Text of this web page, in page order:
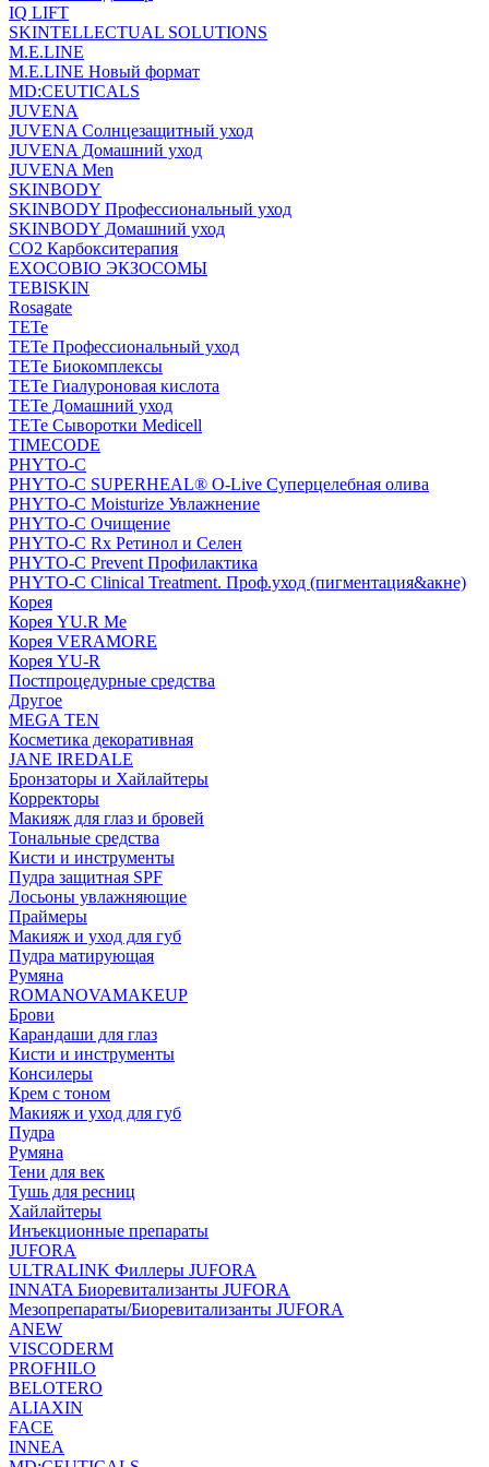
IQ LIFT
SKINTELLECTUAL SOLUTIONS
M.E.LINE
M.E.LINE Новый формат
MD:CEUTICALS
JUVENA
JUVENA Солнцезащитный уход
JUVENA Домашний уход
JUVENA Men
SKINBODY
SKINBODY Профессиональный уход
SKINBODY Домашний уход
CO2 Карбокситерапия
EXOCOBIO ЭКЗОСОМЫ
TEBISKIN
Rosagate
TETe
TETe Профессиональный уход
TETe Биокомплексы
TETe Гиалуроновая кислота
TETe Домашний уход
TETe Сыворотки Medicell
TIMECODE
PHYTO-C
PHYTO-C SUPERHEAL® O-Live Суперцелебная олива
PHYTO-C Moisturize Увлажнение
PHYTO-C Очищение
PHYTO-C Rx Ретинол и Селен
PHYTO-C Prevent Профилактика
PHYTO-C Clinical Treatment. Проф.уход (пигментация&акне)
Корея
Корея YU.R Me
Корея VERAMORE
Корея YU-R
Постпроцедурные средства
Другое
MEGA TEN
Косметика декоративная
JANE IREDALE
Бронзаторы и Хайлайтеры
Корректоры
Макияж для глаз и бровей
Тональные средства
Кисти и инструменты
Пудра защитная SPF
Лосьоны увлажняющие
Праймеры
Макияж и уход для губ
Пудра матирующая
Румяна
ROMANOVAMAKEUP
Брови
Карандаши для глаз
Кисти и инструменты
Консилеры
Крем с тоном
Макияж и уход для губ
Пудра
Румяна
Тени для век
Тушь для ресниц
Хайлайтеры
Инъекционные препараты
JUFORA
ULTRALINK Филлеры JUFORA
INNATA Биоревитализанты JUFORA
Мезопрепараты/Биоревитализанты JUFORA
ANEW
VISCODERM
PROFHILO
BELOTERO
ALIAXIN
FACE
INNEA